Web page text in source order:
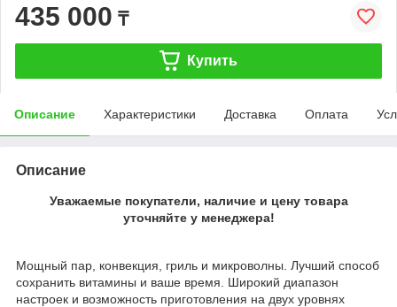
435 000 ₸
Купить
Описание Характеристики Доставка Оплата
Описание
Уважаемые покупатели, наличие и цену товара
уточняйте у менеджера!
Мощный пар, конвекция, гриль и микроволны. Лучший способ
сохранить витамины и ваше время. Широкий диапазон
настроек и возможность приготовления на двух уровнях